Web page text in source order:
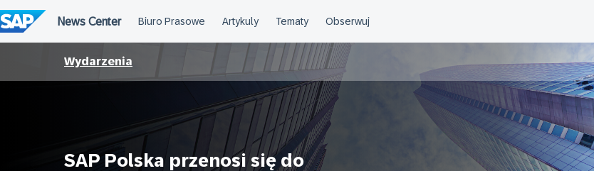
do
treści
Wydarzenia
SAP Polska przenosi się do